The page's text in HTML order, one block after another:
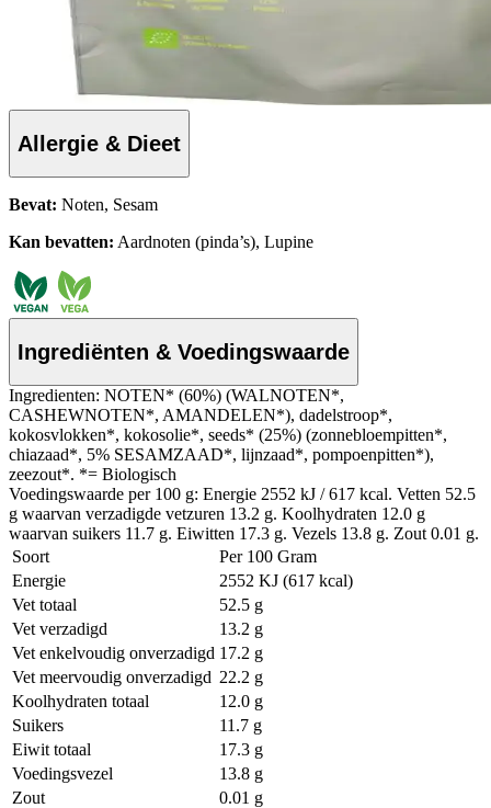
Allergie & Dieet
Bevat: Noten, Sesam
Kan bevatten: Aardnoten (pinda’s), Lupine
Ingrediënten & Voedingswaarde
Ingredienten: NOTEN* (60%) (WALNOTEN*,
CASHEWNOTEN*, AMANDELEN*), dadelstroop*,
kokosvlokken*, kokosolie*, seeds* (25%) (zonnebloempitten*,
chiazaad*, 5% SESAMZAAD*, lijnzaad*, pompoenpitten*),
zeezout*. *= Biologisch
Voedingswaarde per 100 g: Energie 2552 kJ / 617 kcal. Vetten 52.5
g waarvan verzadigde vetzuren 13.2 g. Koolhydraten 12.0 g
waarvan suikers 11.7 g. Eiwitten 17.3 g. Vezels 13.8 g. Zout 0.01 g.
Soort
Per 100 Gram
Energie
2552 KJ (617 kcal)
Vet totaal
52.5 g
Vet verzadigd
13.2 g
Vet enkelvoudig onverzadigd 17.2 g
Vet meervoudig onverzadigd 22.2 g
Koolhydraten totaal
12.0 g
Suikers
11.7 g
Eiwit totaal
17.3 g
Voedingsvezel
13.8 g
Zout
0.01 g